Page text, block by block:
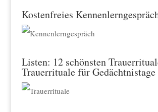
Kostenfreies
Listen: 12 schönsten
Trauerrituale für Gedächtnistage